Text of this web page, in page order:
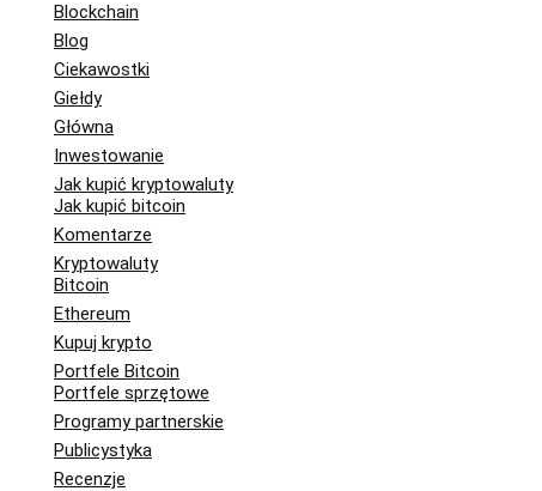
Blockchain
Blog
Ciekawostki
Giełdy
Główna
Inwestowanie
Jak kupić kryptowaluty
Jak kupić bitcoin
Komentarze
Kryptowaluty
Bitcoin
Ethereum
Kupuj krypto
Portfele Bitcoin
Portfele sprzętowe
Programy partnerskie
Publicystyka
Recenzje